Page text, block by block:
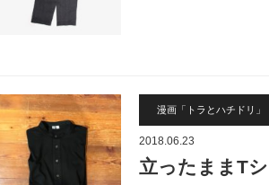
漫画「トラとハチドリ」
2018.06.23
立ったままT